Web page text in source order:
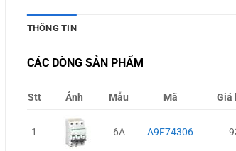
THÔNG TIN
CÁC DÒNG SẢN PHẨM
Stt Ảnh Mẫu Mã Giá
1 6A A9F74306